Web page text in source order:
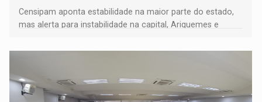
Censipam aponta estabilidade na maior parte do estado,
mas alerta para instabilidade na capital, Ariquemes e